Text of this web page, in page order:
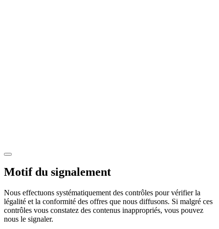
Motif du signalement
Nous effectuons systématiquement des contrôles pour vérifier la
légalité et la conformité des offres que nous diffusons. Si malgré ces
contrôles vous constatez des contenus inappropriés, vous pouvez
nous le signaler.